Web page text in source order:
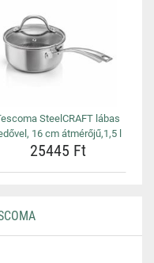
SteelCRAFT lábas
16 cm átmérőjű,1,5 l
25445 Ft